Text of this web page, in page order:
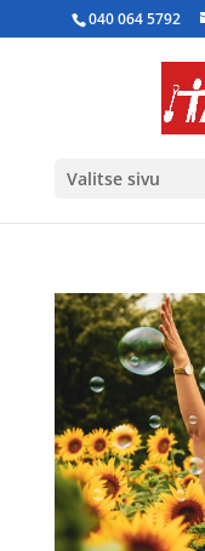
040 064 5792
Valitse sivu